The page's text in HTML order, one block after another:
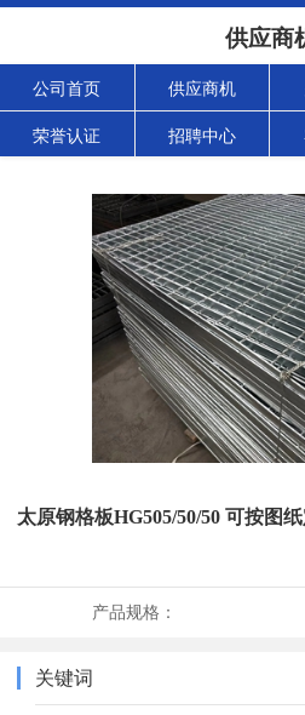
供应商
公司首页 供应商机
荣誉认证 招聘中心
太原钢格板HG505/50/50 可按图纸
产品规格：
关键词